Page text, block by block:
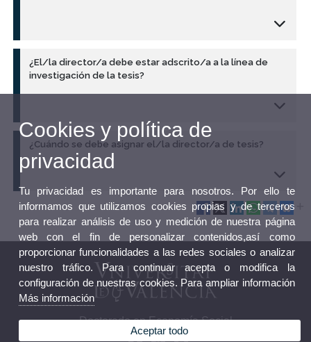
¿El/la director/a debe estar adscrito/a a la línea de
investigación de la tesis?
¿Cuándo se debe asignar el/la director/a de tesis?
Doctorado en Economía Social
Cookies y política de
privacidad
Tu privacidad es importante para nosotros. Por ello te
informamos que utilizamos cookies propias y de terceros
para realizar análisis de uso y medición de nuestra página
web con el fin de personalizar contenidos,así como
proporcionar funcionalidades a las redes sociales o analizar
nuestro tráfico. Para continuar acepta o modifica la
configuración de nuestras cookies. Para ampliar información
Más información
Aceptar todo